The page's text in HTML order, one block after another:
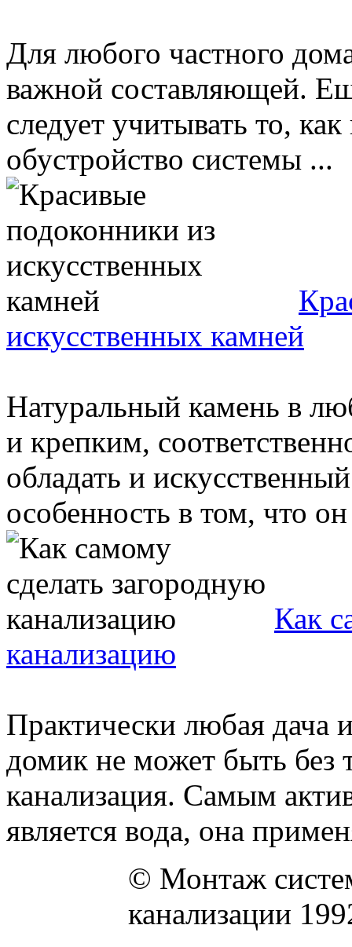
Для любого частного
важной составляющей.
следует учитывать то,
обустройство системы ...
искусственных камней
Натуральный камень в
и крепким,
обладать и
особенность в том, что
Как
канализацию
Практически любая дача
домик не может быть без
канализация. Самым
является вода, она
© Монтаж
канализации